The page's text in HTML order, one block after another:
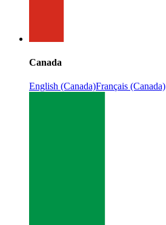
Canada
English (Canada)Français (Canada)